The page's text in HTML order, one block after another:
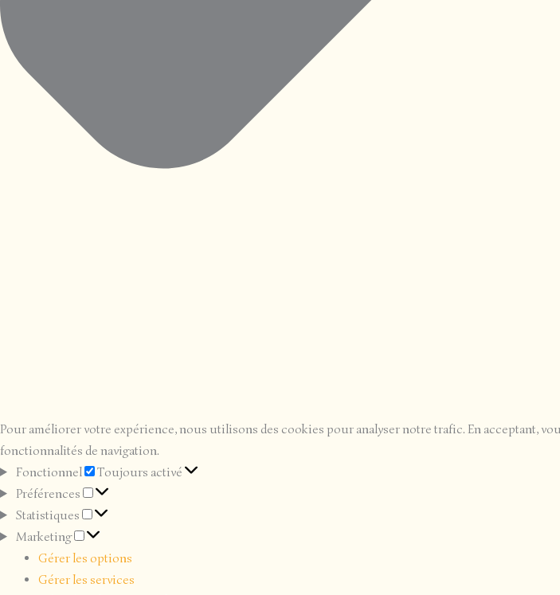
Pour améliorer votre expérience, nous utilisons des cookies pour analyser notre trafic. En acceptant,
fonctionnalités de navigation.
Fonctionnel
Fonctionnel
Toujours activé
Préférences
Préférences
Statistiques
Statistiques
Marketing
Marketing
Gérer les options
Gérer les services